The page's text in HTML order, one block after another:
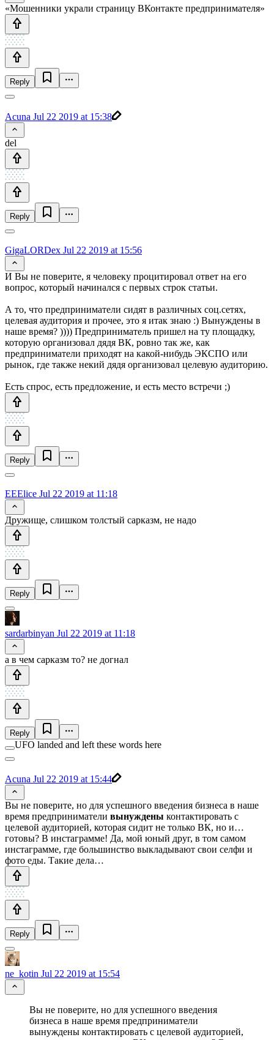
«Мошенники украли страницу ВКонтакте предпринимателя»
Reply
Acuna Jul 22 2019 at 15:38
del
Reply
GigaLORDex Jul 22 2019 at 15:56
И Вы не поверите, я человеку процитировал ответ на его
вопрос, который начинался с первых строк статьи.
А то, что предприниматели сидят в различных соц.сетях,
целевая аудитория и прочее, это я итак знаю :) Вынуждены в
наше время? )))) Предприниматель пришел на ту площадку,
которую организовал дядя ВК, ровно так же, как
предприниматели приходят на какой-нибудь ЭКСПО или
рынок, где также некий дядя организовал целевую аудиторию.
Есть спрос, есть предложение, и есть место встречи ;)
Reply
EEElice Jul 22 2019 at 11:18
Дружище, слишком толстый сарказм, не надо
Reply
sardarbinyan Jul 22 2019 at 11:18
а в чем сарказм то? не догнал
Reply
UFO landed and left these words here
Acuna Jul 22 2019 at 15:44
Вы не поверите, но для успешного введения бизнеса в наше
время предприниматели вынуждены контактировать с
целевой аудиторией, которая сидит не только ВК, но и…
готовы? В инстаграмме! Да, мой юный друг, в том самом
инстаграмме, где большинство выкладывают свои селфи и
фото еды. Такие дела…
Reply
ne_kotin Jul 22 2019 at 15:54
Вы не поверите, но для успешного введения
бизнеса в наше время предприниматели
вынуждены контактировать с целевой аудиторией,